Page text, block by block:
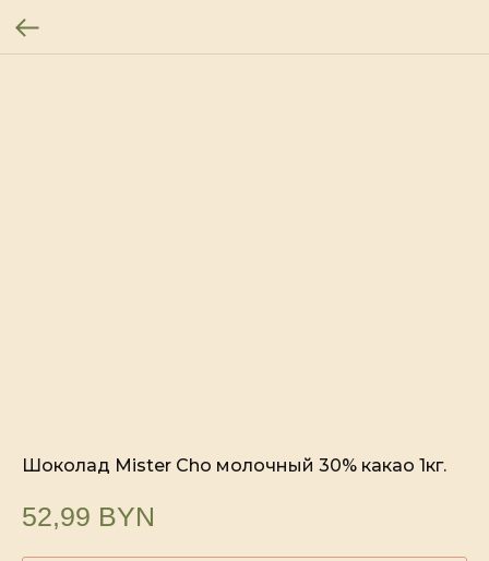
Шоколад Mister Cho молочный 30% какао 1кг.
52,99 BYN